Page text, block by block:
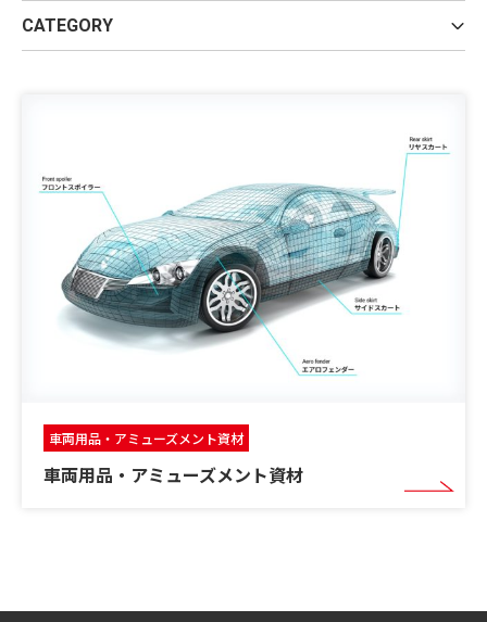
CATEGORY
車両用品・アミューズメント資材
車両用品・アミューズメント資材